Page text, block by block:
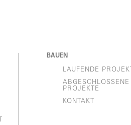
BAUEN
LAUFENDE
ABGESCHLOSSENE
PROJEKTE
KONTAKT